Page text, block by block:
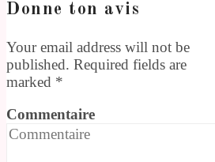
Donne ton avis
Your email address will not be
published. Required fields are
marked *
Commentaire